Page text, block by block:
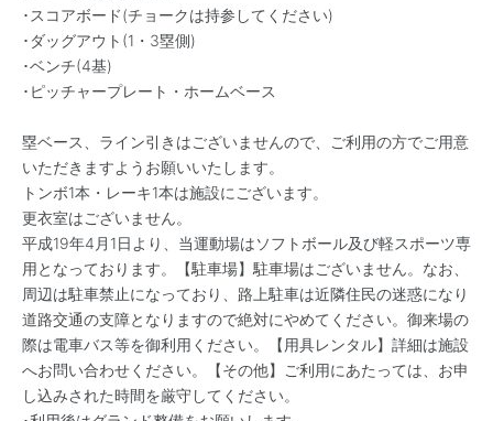
･スコアボード(チョークは持参してください)
･ダッグアウト(1・3塁側)
･ベンチ(4基)
･ピッチャープレート・ホームベース
塁ベース、ライン引きはございませんので、ご利用の方でご用意
いただきますようお願いいたします。
トンボ1本・レーキ1本は施設にございます。
更衣室はございません。
平成19年4月1日より、当運動場はソフトボール及び軽スポーツ専
用となっております。【駐車場】駐車場はございません。なお、
周辺は駐車禁止になっており、路上駐車は近隣住民の迷惑になり
道路交通の支障となりますので絶対にやめてください。御来場の
際は電車バス等を御利用ください。【用具レンタル】詳細は施設
へお問い合わせください。【その他】ご利用にあたっては、お申
し込みされた時間を厳守してください。